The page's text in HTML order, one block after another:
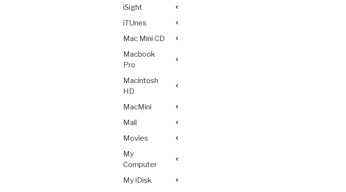
iSight
iTUnes
Mac Mini CD
Macbook
Pro
Macintosh
HD
MacMini
Mail
Movies
My
Computer
My iDisk